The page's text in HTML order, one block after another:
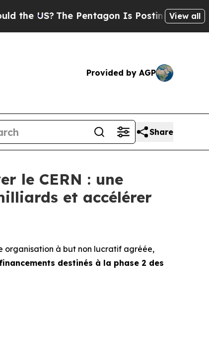
The Pentagon Is Posting CrypticView all
Provided by AGP
Share
le CERN : une
et accélérer
organisation à but non lucratif agréée,
destinés à la phase 2 des